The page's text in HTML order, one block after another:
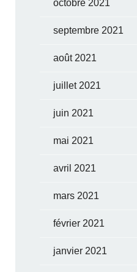
octobre 2021
septembre 2021
août 2021
juillet 2021
juin 2021
mai 2021
avril 2021
mars 2021
février 2021
janvier 2021